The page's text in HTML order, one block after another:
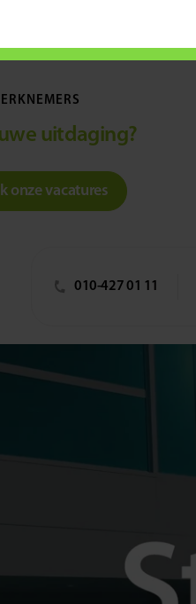
uitdaging?
onze vacatures
010-427 01 11